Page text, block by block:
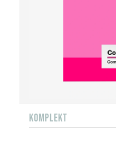
KOMPLEKT